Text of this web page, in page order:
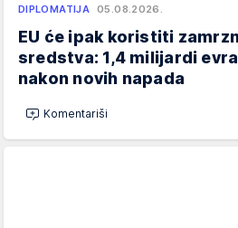
DIPLOMATIJA 05.08.2026.
EU će ipak koristiti
sredstva: 1,4 milijardi
nakon novih napada
Komentariši